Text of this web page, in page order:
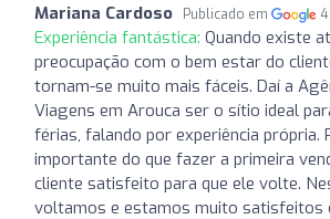
Mariana Cardoso Publicado em
Experiência fantástica: Quando existe
preocupação com o bem estar do
tornam-se muito mais fáceis. Daí a
Viagens em Arouca ser o sítio ideal
férias, falando por experiência própria.
importante do que fazer a primeira
cliente satisfeito para que ele volte.
voltamos e estamos muito satisfeitos